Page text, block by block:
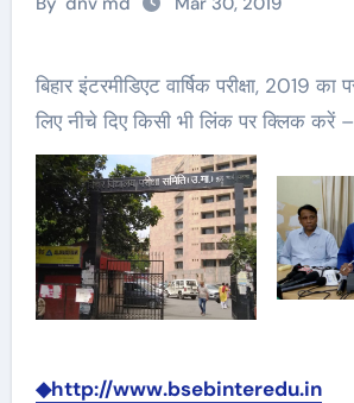
बिहार इंटरमीडिएट वार्षिक परीक्षा, 2019 का परीक्षाफल जानने के
लिए नीचे दिए किसी भी लिंक पर क्लिक करें –
◆http://www.bsebinteredu.in